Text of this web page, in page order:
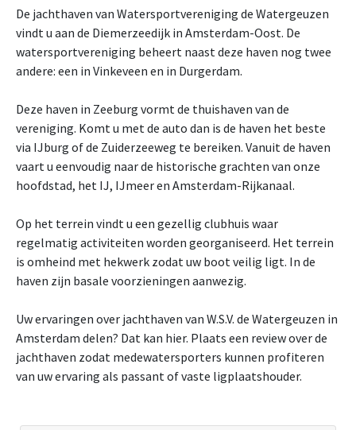
De jachthaven van Watersportvereniging de Watergeuzen
vindt u aan de Diemerzeedijk in Amsterdam-Oost. De
watersportvereniging beheert naast deze haven nog twee
andere: een in Vinkeveen en in Durgerdam.
Deze haven in Zeeburg vormt de thuishaven van de
vereniging. Komt u met de auto dan is de haven het beste
via IJburg of de Zuiderzeeweg te bereiken. Vanuit de haven
vaart u eenvoudig naar de historische grachten van onze
hoofdstad, het IJ, IJmeer en Amsterdam-Rijkanaal.
Op het terrein vindt u een gezellig clubhuis waar
regelmatig activiteiten worden georganiseerd. Het terrein
is omheind met hekwerk zodat uw boot veilig ligt. In de
haven zijn basale voorzieningen aanwezig.
Uw ervaringen over jachthaven van W.S.V. de Watergeuzen in
Amsterdam delen? Dat kan hier. Plaats een review over de
jachthaven zodat medewatersporters kunnen profiteren
van uw ervaring als passant of vaste ligplaatshouder.